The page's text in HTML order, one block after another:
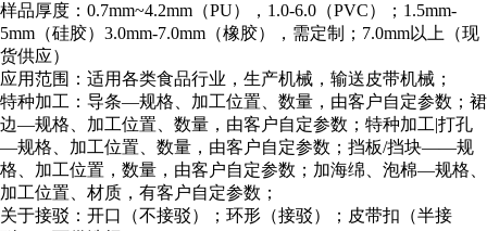
样品厚度：0.7mm~4.2mm（PU），1.0-6.0（PVC）；1.5mm-
5mm（硅胶）3.0mm-7.0mm（橡胶），需定制；7.0mm以上（现
货供应）
应用范围：适用各类食品行业，生产机械，输送皮带机械；
特种加工：导条—规格、加工位置、数量，由客户自定参数；裙
边—规格、加工位置、数量，由客户自定参数；特种加工|打孔
—规格、加工位置、数量，由客户自定参数；挡板/挡块——规
格、加工位置，数量，由客户自定参数；加海绵、泡棉—规格、
加工位置、材质，有客户自定参数；
关于接驳：开口（不接驳）；环形（接驳）；皮带扣（半接